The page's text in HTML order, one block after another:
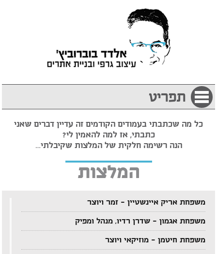
תפריט
כל מה שכתבתי בעמודים הקודמים זה עדיין דברים שאני
כתבתי, אז למה להאמין לי?
הנה רשימה חלקית של המלצות שקיבלתי…
המלצות
משפחת אריק איינשטיין – זמר ויוצר
משפחת אגמון – שדרן רדיו, מנהל ומפיק
משפחת חיטמן – מוזיקאי ויוצר